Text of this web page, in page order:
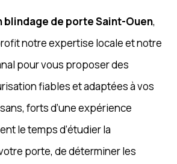
blindage de porte Saint-Ouen,
notre expertise locale et notre
pour vous proposer des
fiables et adaptées à vos
forts d’une expérience
le temps d’étudier la
porte, de déterminer les